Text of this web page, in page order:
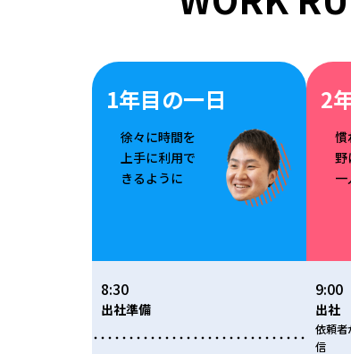
1年目の一日
徐々に時間を
上手に利用で
きるように
8:30
出社準備
2
慣
野
一
9:00
出社
依頼者
信